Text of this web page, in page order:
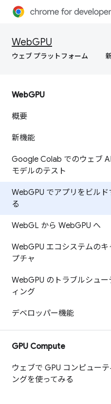
WebGPU
ウェブ プラットフォーム
WebGPU
概要
新機能
Google Colab でのウェブ AI
モデルのテスト
WebGPU でアプリをビルド
る
WebGL から WebGPU へ
WebGPU エコシステムのキ
プチャ
WebGPU のトラブルシュー
ィング
デベロッパー機能
GPU Compute
ウェブで GPU コンピューテ
ングを使ってみる